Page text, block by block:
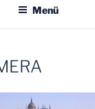
Menü